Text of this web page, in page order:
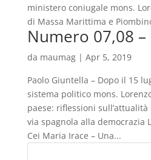
ministero coniugale mons.
di Massa Marittima e
Numero 07,08 –
da maumag| Apr 5, 2019
Paolo Giuntella – Dopo il 15
sistema politico mons.
paese: riflessioni sull’attualità
via spagnola alla democrazia
Cei Maria Irace – Una...